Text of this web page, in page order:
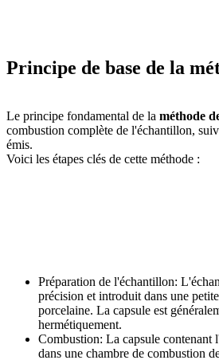
Principe de base de la
Le principe fondamental de la méthode
combustion complète de l'échantillon,
émis.
Voici les étapes clés de cette méthode :
Préparation de l'échantillon:
précision et introduit dans une petite
porcelaine. La capsule est
hermétiquement.
Combustion: La capsule contenant
dans une chambre de combustion